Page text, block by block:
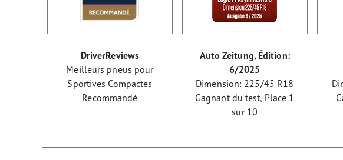
DriverReviews
Meilleurs pneus pour
Sportives Compactes
Recommandé
Auto Zeitung, Édition:
6/2025
Dimension: 225/45 R18
Gagnant du test, Place 1
sur 10